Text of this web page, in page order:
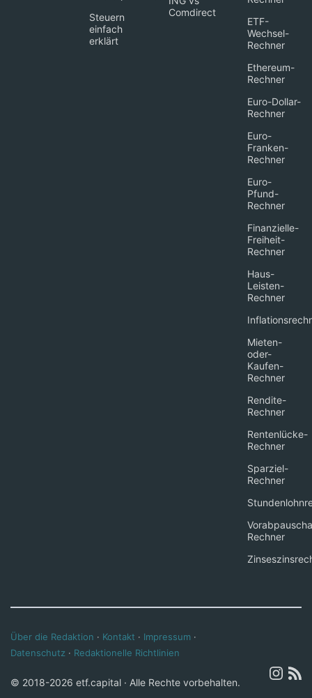
Steuern
einfach
erklärt
Comdirect
ETF-
Wechsel-
Rechner
Ethereum-
Rechner
Euro-Dollar-
Rechner
Euro-
Franken-
Rechner
Euro-
Pfund-
Rechner
Finanzielle-
Freiheit-
Rechner
Haus-
Leisten-
Rechner
Mieten-
oder-
Kaufen-
Rechner
Rendite-
Rechner
Rentenlücke-
Rechner
Sparziel-
Rechner
Rechner
Über die Redaktion · Kontakt · Impressum ·
Datenschutz · Redaktionelle Richtlinien
© 2018-2026 etf.capital · Alle Rechte vorbehalten.